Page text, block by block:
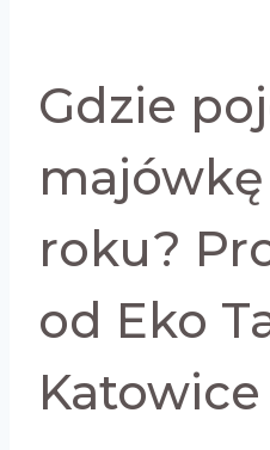
Gdzie
majówkę
roku?
od Eko
Katowice